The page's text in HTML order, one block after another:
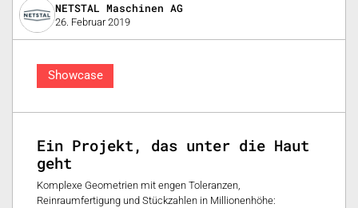
NETSTAL Maschinen AG
26. Februar 2019
Showcase
Ein Projekt, das unter die Haut
geht
Komplexe Geometrien mit engen Toleranzen,
Reinraumfertigung und Stückzahlen in Millionenhöhe: